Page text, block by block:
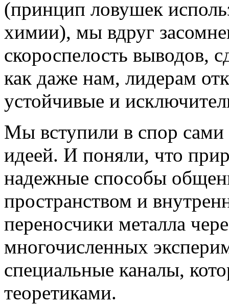
(принцип ловушек
химии), мы вдруг
скороспелость выводов,
как даже нам, лидерам
устойчивые и
Мы вступили в спор сами
идеей. И поняли, что
надежные способы
пространством и
переносчики металла
многочисленных
специальные каналы,
теоретиками.